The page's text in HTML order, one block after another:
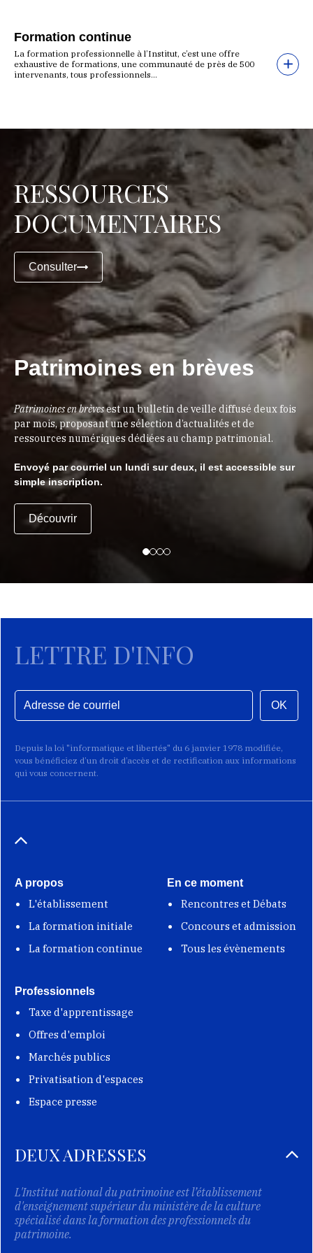
Formation continue
La formation professionnelle à l’Institut, c’est une offre
exhaustive de formations, une communauté de près de 500
intervenants, tous professionnels...
RESSOURCES
DOCUMENTAIRES
Consulter
Patrimoines en brèves
Patrimoines en brèvesest un bulletin de veille diffusé deux fois
par mois, proposant une sélection d’actualités et de
ressources numériques dédiées au champ patrimonial.
Envoyé par courriel un lundi sur deux, il est accessible sur
simple inscription.
Découvrir
LETTRE D'INFO
OK
Depuis la loi "informatique et libertés" du 6 janvier 1978 modifiée,
vous bénéficiez d’un droit d’accès et de rectification aux informations
qui vous concernent.
A propos
L'établissement
La formation initiale
La formation continue
En ce moment
Rencontres et Débats
Concours et admission
Tous les évènements
Professionnels
Taxe d'apprentissage
Offres d'emploi
Marchés publics
Privatisation d'espaces
Espace presse
DEUX ADRESSES
L'Institut national du patrimoine est l’établissement
d'enseignement supérieur du ministère de la culture
spécialisé dans la formation des professionnels du
patrimoine.